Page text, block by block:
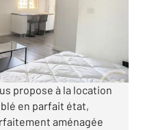
louer
propose à la location
en parfait état,
aménagée